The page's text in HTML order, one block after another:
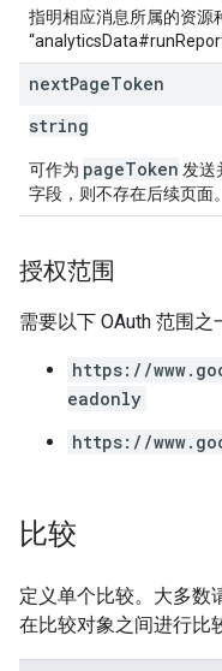
指明相应消息所属的资源
nextPageToken
string
可作为 pageToken 发送
字段，则不存在后续页面。
授权范围
需要以下 OAuth 范围之
https://
eadonly
https://
比较
定义单个比较。大多数
在比较对象之间进行比